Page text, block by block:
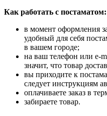
Как работать с постаматом:
в момент оформления
удобный для себя
в вашем городе;
на ваш телефон или e-
значит, что товар
вы приходите к
следует инструкциям
оплачиваете заказ в
забираете товар.